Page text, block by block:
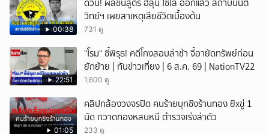
00:38
ด่วน! ผลชันสูตร ฮลุน โซโล่ ออกแล้ว สถาบันนิติ
วิทย์ฯ เผยสาเหตุเสียชีวิตเบื้องต้น
731 ดู
22:51
"โรม" ชี้พิรุธ! คดีโกงสอบล่าช้า จี้อายัดทรัพย์ก่อน
ยักย้าย | ทันข่าวเที่ยง | 6 ส.ค. 69 | NationTV22
1,600 ดู
01:05
คลิปกล้องวงจรปิด คนร้ายบุกชิงร้านทอง ยิxขู่ 1
นัด กวาดทองหลบหนี ตำรวจเร่งล่าตัว
233 ดู